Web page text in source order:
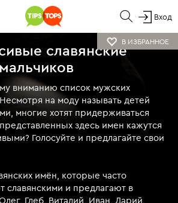
Вход
В ИЗБРАННОЕ
славянские
вниманию список мужских
на моду называть детей
многие хотят придерживаться
здесь имен кажутся
Голосуйте и предлагайте свои
имён, которые часто
славянскими и предлагают в
Глеб, Виталий, Иван, Дарий,